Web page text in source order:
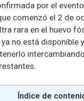
por el
comenzó el 2 de
rara en el huevo
no está disponible
Índice de